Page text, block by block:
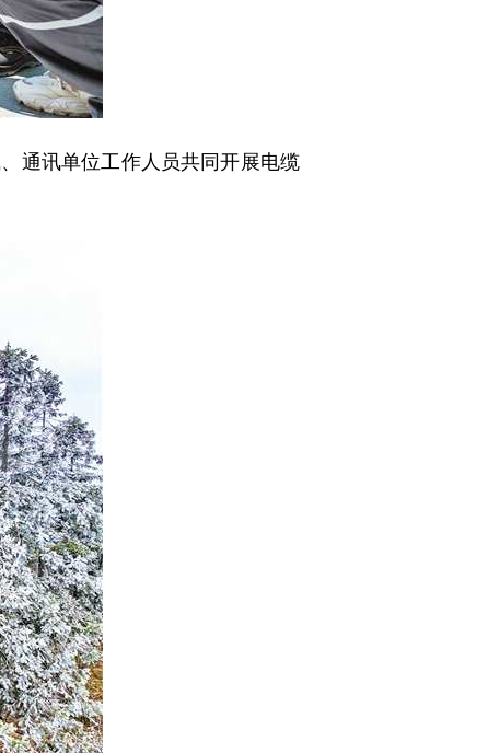
通讯单位工作人员共同开展电缆